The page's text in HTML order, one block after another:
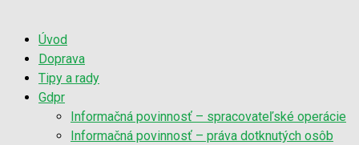
Úvod
Doprava
Tipy a rady
Gdpr
Informačná povinnosť – spracovateľské operácie
Informačná povinnosť – práva dotknutých osôb